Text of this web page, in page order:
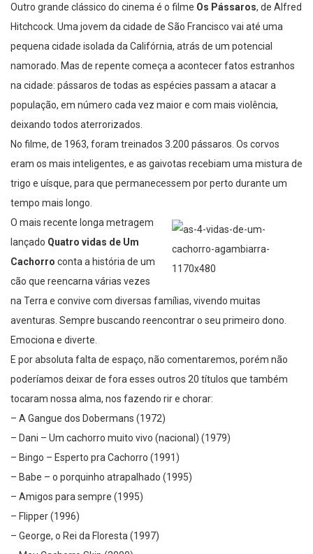
Outro grande clássico do cinema é o filme Os Pássaros, de Alfred
Hitchcock. Uma jovem da cidade de São Francisco vai até uma
pequena cidade isolada da Califórnia, atrás de um potencial
namorado. Mas de repente começa a acontecer fatos estranhos
na cidade: pássaros de todas as espécies passam a atacar a
população, em número cada vez maior e com mais violência,
deixando todos aterrorizados.
No filme, de 1963, foram treinados 3.200 pássaros. Os corvos
eram os mais inteligentes, e as gaivotas recebiam uma mistura de
trigo e uísque, para que permanecessem por perto durante um
tempo mais longo.
O mais recente longa metragem
lançado Quatro vidas de Um
Cachorro conta a história de um
cão que reencarna várias vezes
na Terra e convive com diversas famílias, vivendo muitas
aventuras. Sempre buscando reencontrar o seu primeiro dono.
Emociona e diverte.
E por absoluta falta de espaço, não comentaremos, porém não
poderíamos deixar de fora esses outros 20 títulos que também
tocaram nossa alma, nos fazendo rir e chorar:
– A Gangue dos Dobermans (1972)
– Dani – Um cachorro muito vivo (nacional) (1979)
– Bingo – Esperto pra Cachorro (1991)
– Babe – o porquinho atrapalhado (1995)
– Amigos para sempre (1995)
– Flipper (1996)
– George, o Rei da Floresta (1997)